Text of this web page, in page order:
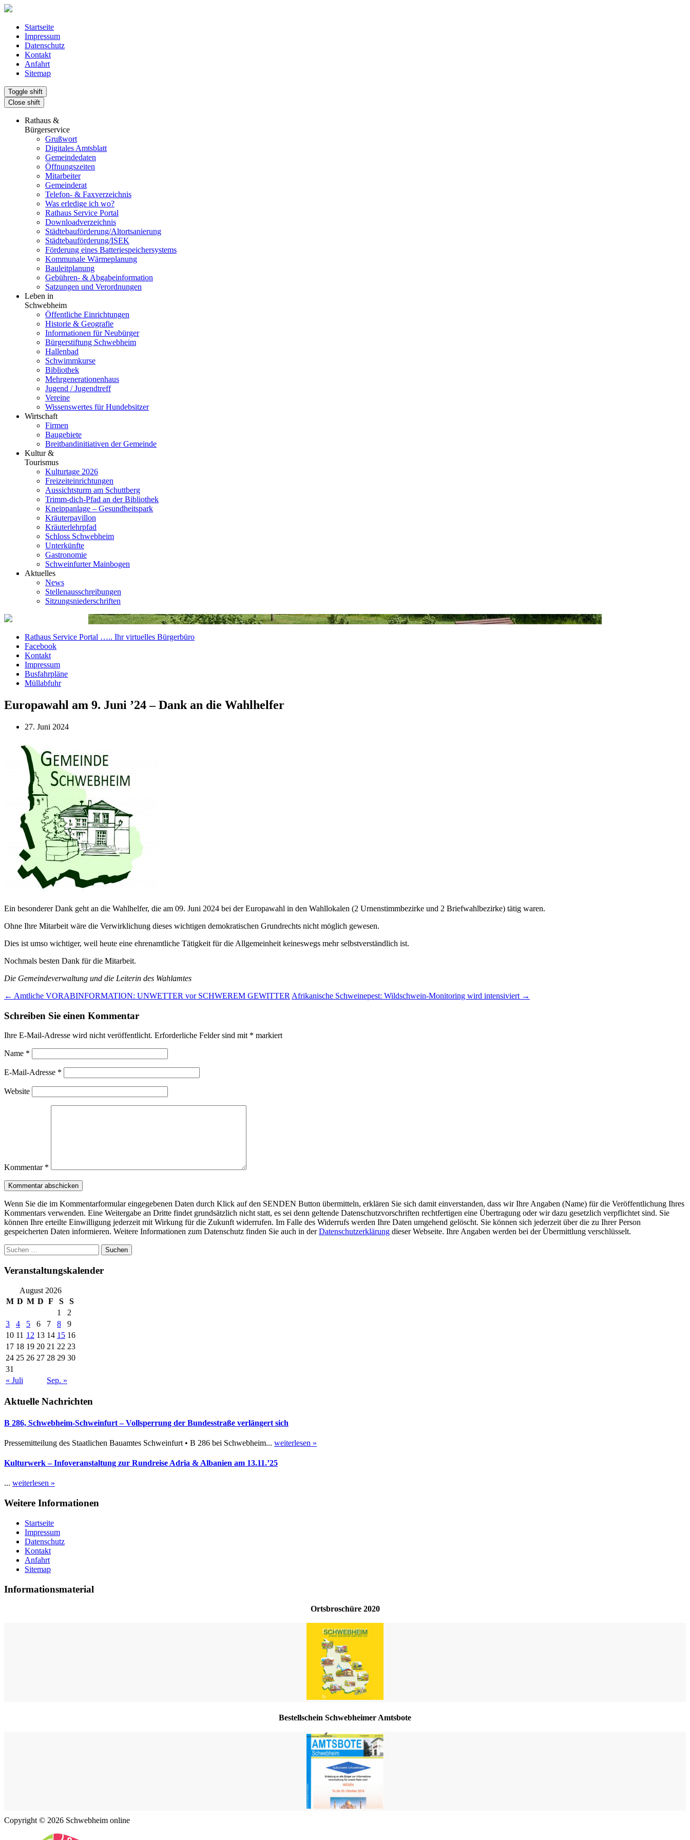
Startseite
Impressum
Datenschutz
Kontakt
Anfahrt
Sitemap
Toggle shift
Close shift
Rathaus &
Bürgerservice
Grußwort
Digitales Amtsblatt
Gemeindedaten
Öffnungszeiten
Mitarbeiter
Gemeinderat
Telefon- & Faxverzeichnis
Was erledige ich wo?
Rathaus Service Portal
Downloadverzeichnis
Städtebauförderung/Altortsanierung
Städtebauförderung/ISEK
Förderung eines Batteriespeichersystems
Kommunale Wärmeplanung
Bauleitplanung
Gebühren- & Abgabeinformation
Satzungen und Verordnungen
Leben in
Schwebheim
Öffentliche Einrichtungen
Historie & Geografie
Informationen für Neubürger
Bürgerstiftung Schwebheim
Hallenbad
Schwimmkurse
Bibliothek
Mehrgenerationenhaus
Jugend / Jugendtreff
Vereine
Wissenswertes für Hundebsitzer
Wirtschaft
Firmen
Baugebiete
Breitbandinitiativen der Gemeinde
Kultur &
Tourismus
Kulturtage 2026
Freizeiteinrichtungen
Aussichtsturm am Schuttberg
Trimm-dich-Pfad an der Bibliothek
Kneippanlage – Gesundheitspark
Kräuterpavillon
Kräuterlehrpfad
Schloss Schwebheim
Unterkünfte
Gastronomie
Schweinfurter Mainbogen
Aktuelles
News
Stellenausschreibungen
Sitzungsniederschriften
Rathaus Service Portal ….. Ihr virtuelles Bürgerbüro
Facebook
Kontakt
Impressum
Busfahrpläne
Müllabfuhr
Europawahl am 9. Juni ’24 – Dank an die Wahlhelfer
27. Juni 2024
Ein besonderer Dank geht an die Wahlhelfer, die am 09. Juni 2024 bei der Europawahl in den Wahllokalen (2 Urnenstimmbezirke und 2 Briefwahlbezirke) tätig waren.
Ohne Ihre Mitarbeit wäre die Verwirklichung dieses wichtigen demokratischen Grundrechts nicht möglich gewesen.
Dies ist umso wichtiger, weil heute eine ehrenamtliche Tätigkeit für die Allgemeinheit keineswegs mehr selbstverständlich ist.
Nochmals besten Dank für die Mitarbeit.
Die Gemeindeverwaltung und die Leiterin des Wahlamtes
Post
navigation
← Amtliche VORABINFORMATION: UNWETTER vor SCHWEREM GEWITTER Afrikanische Schweinepest: Wildschwein-Monitoring wird intensiviert →
Schreiben Sie einen Kommentar
Ihre E-Mail-Adresse wird nicht veröffentlicht. Erforderliche Felder sind mit * markiert
Name *
E-Mail-Adresse *
Website
Kommentar *
Wenn Sie die im Kommentarformular eingegebenen Daten durch Klick auf den SENDEN Button übermitteln, erklären Sie sich damit einverstanden, dass wir Ihre Angaben (Name) für die Veröffentlichung Ihres
Kommentars verwenden. Eine Weitergabe an Dritte findet grundsätzlich nicht statt, es sei denn geltende Datenschutzvorschriften rechtfertigen eine Übertragung oder wir dazu gesetzlich verpflichtet sind. Sie
können Ihre erteilte Einwilligung jederzeit mit Wirkung für die Zukunft widerrufen. Im Falle des Widerrufs werden Ihre Daten umgehend gelöscht. Sie können sich jederzeit über die zu Ihrer Person
gespeicherten Daten informieren. Weitere Informationen zum Datenschutz finden Sie auch in derDatenschutzerklärung dieser Webseite. Ihre Angaben werden bei der Übermittlung verschlüsselt.
Suchen
nach:
Veranstaltungskalender
August 2026
M D M D F S
S
1
2
3
4 5 6 7 8
9
10 11 12 13 14 15 16
17 18 19 20 21 22 23
24 25 26 27 28 29 30
31
« Juli
Sep. »
Aktuelle Nachrichten
B 286, Schwebheim-Schweinfurt – Vollsperrung der Bundesstraße verlängert sich
Pressemitteilung des Staatlichen Bauamtes Schweinfurt • B 286 bei Schwebheim... weiterlesen »
Kulturwerk – Infoveranstaltung zur Rundreise Adria & Albanien am 13.11.’25
... weiterlesen »
Weitere Informationen
Startseite
Impressum
Datenschutz
Kontakt
Anfahrt
Sitemap
Informationsmaterial
Ortsbroschüre 2020
Bestellschein Schwebheimer Amtsbote
Copyright © 2026 Schwebheim online